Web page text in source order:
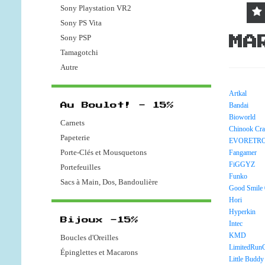
Artkal
Bandai
Bioworld
Chinook
Fangamer
FiGGYZ
Funko
Good Smile
Hori
Hyperkin
Intec
KMD
Little Buddy
Sony Playstation VR2
Sony PS Vita
Sony PSP
Tamagotchi
Autre
Au Boulot! - 15%
Carnets
Papeterie
Porte-Clés et Mousquetons
Portefeuilles
Sacs à Main, Dos, Bandoulière
Bijoux -15%
Boucles d'Oreilles
Épinglettes et Macarons